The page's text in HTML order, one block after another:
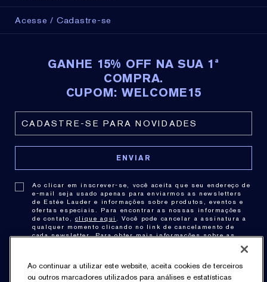
Acesse / Cadastre-se
GANHE 15% OFF NA SUA 1ª
COMPRA.
CUPOM: WELCOME15
Ao clicar em inscrever-se, você aceita que seu endereço de
e-mail seja usado apenas para enviarmos as newsletters
de Estée Lauder e informações sobre produtos, eventos e
ofertas especiais. Para encontrar as nossas informações
de contato, clique aqui
. Você pode cancelar a assinatura a
qualquer momento clicando no link de cancelamento de
cada newsletter. Para obter mais informações sobre as
Ao continuar a utilizar este website, aceita cookies de terceiros
ou outros marcadores utilizados para análises e estatísticas